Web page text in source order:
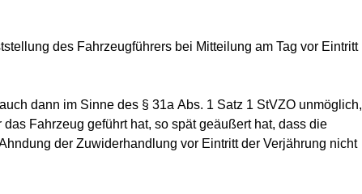
des Fahrzeugführers bei Mitteilung am Tag vor Eintritt
dann im Sinne des § 31a Abs. 1 Satz 1 StVZO unmöglich,
Fahrzeug geführt hat, so spät geäußert hat, dass die
der Zuwiderhandlung vor Eintritt der Verjährung nicht